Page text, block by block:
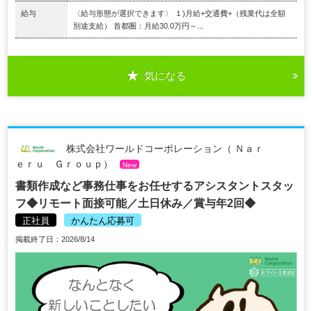
給与
〈給与形態が選択できます〉 １)月給+交通費+（残業代は全額
別途支給） 首都圏：月給30.0万円～...
気になる
株式会社ワールドコーポレーション（ Ｎａｒ
ｅｒｕ Ｇｒｏｕｐ）
New
書類作成など事務仕事をお任せするアシスタントスタッ
フ◆リモート面接可能／土日休み／賞与年2回◆
正社員 かんたん応募可
掲載終了日：2026/8/14